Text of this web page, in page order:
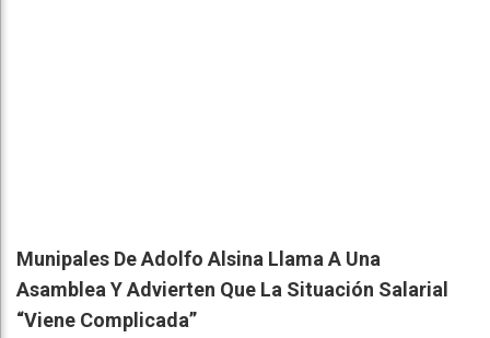
Munipales De Adolfo Alsina Llama A Una
Asamblea Y Advierten Que La Situación Salarial
“viene Complicada”